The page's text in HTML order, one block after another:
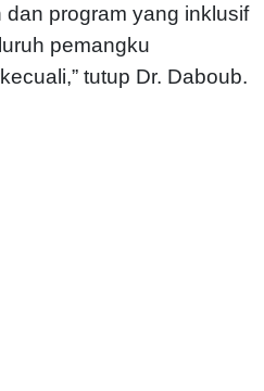
program yang inklusif
pemangku
tutup Dr. Daboub.